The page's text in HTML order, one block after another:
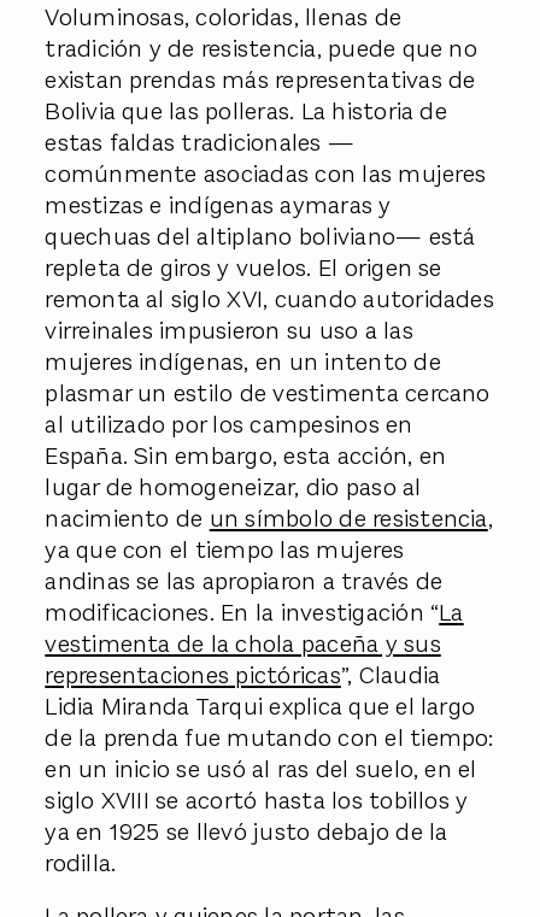
Voluminosas, coloridas, llenas de
tradición y de resistencia, puede que no
existan prendas más representativas de
Bolivia que las polleras. La historia de
estas faldas tradicionales —
comúnmente asociadas con las mujeres
mestizas e indígenas aymaras y
quechuas del altiplano boliviano— está
repleta de giros y vuelos. El origen se
remonta al siglo XVI, cuando autoridades
virreinales impusieron su uso a las
mujeres indígenas, en un intento de
plasmar un estilo de vestimenta cercano
al utilizado por los campesinos en
España. Sin embargo, esta acción, en
lugar de homogeneizar, dio paso al
nacimiento de un símbolo de resistencia,
ya que con el tiempo las mujeres
andinas se las apropiaron a través de
modificaciones. En la investigación “La
vestimenta de la chola paceña y sus
representaciones pictóricas”, Claudia
Lidia Miranda Tarqui explica que el largo
de la prenda fue mutando con el tiempo:
en un inicio se usó al ras del suelo, en el
siglo XVIII se acortó hasta los tobillos y
ya en 1925 se llevó justo debajo de la
rodilla.